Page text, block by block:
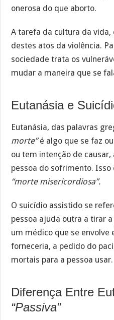
onerosa do que aborto.
A tarefa da cultura da vida,
destes atos da violência.
sociedade trata os
mudar a maneira que se
Eutanásia e
Eutanásia, das palavras
morte”é algo que se faz
ou tem intenção de
pessoa do sofrimento. Isso
“morte misericordiosa”.
O suicídio assistido se
pessoa ajuda outra a tirar
um médico que se envolve
forneceria, a pedido do
mortais para a pessoa usar.
Diferença Entre
“Passiva”